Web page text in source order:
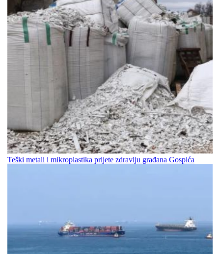
Teški metali i mikroplastika prijete zdravlju građana Gospića